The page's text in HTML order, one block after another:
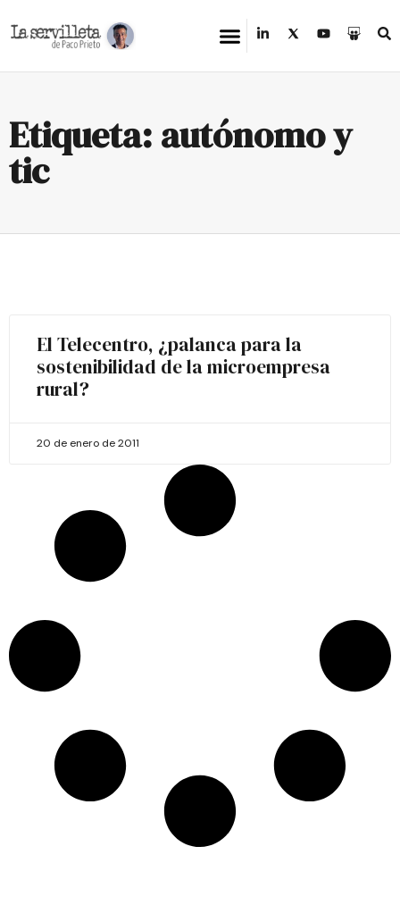
Etiqueta: autónomo y
tic
El Telecentro, ¿palanca para la
sostenibilidad de la microempresa
rural?
20 de enero de 2011